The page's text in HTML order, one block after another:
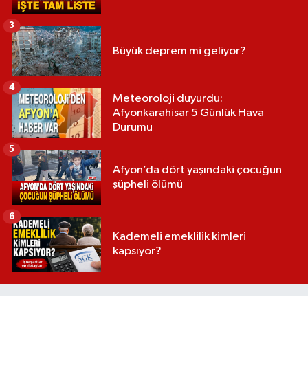
Büyük deprem mi geliyor?
3
Meteoroloji duyurdu:
Afyonkarahisar 5 Günlük Hava
Durumu
4
Afyon’da dört yaşındaki çocuğun
şüpheli ölümü
5
Kademeli emeklilik kimleri
kapsıyor?
6